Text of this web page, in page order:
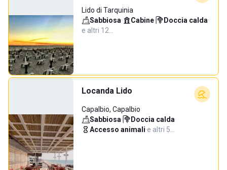
Lido di Tarquinia
Sabbiosa· Cabine· Doccia calda·
e altri 12…
Locanda Lido
Capalbio, Capalbio
Sabbiosa· Doccia calda·
Accesso animali·e altri 5…